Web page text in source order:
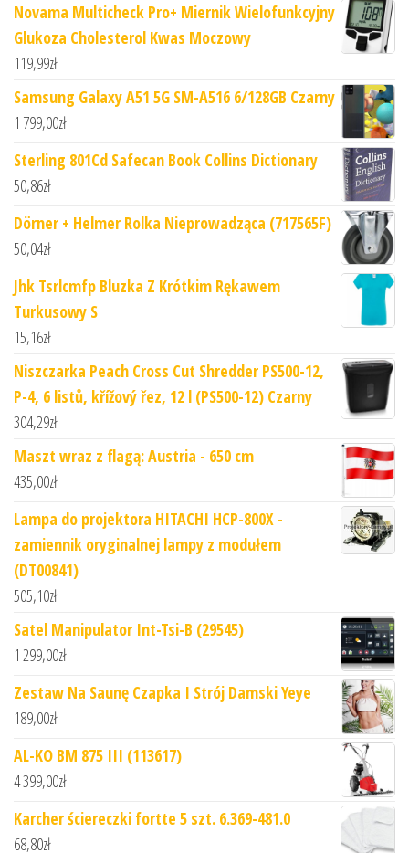
Novama Multicheck Pro+ Miernik Wielofunkcyjny
Glukoza Cholesterol Kwas Moczowy
119,99zł
Samsung Galaxy A51 5G SM-A516 6/128GB Czarny
1 799,00zł
Sterling 801Cd Safecan Book Collins Dictionary
50,86zł
Dörner + Helmer Rolka Nieprowadząca (717565F)
50,04zł
Jhk Tsrlcmfp Bluzka Z Krótkim Rękawem
Turkusowy S
15,16zł
Niszczarka Peach Cross Cut Shredder PS500-12,
P-4, 6 listů, křížový řez, 12 l (PS500-12) Czarny
304,29zł
Maszt wraz z flagą: Austria - 650 cm
435,00zł
Lampa do projektora HITACHI HCP-800X -
zamiennik oryginalnej lampy z modułem
(DT00841)
505,10zł
Satel Manipulator Int-Tsi-B (29545)
1 299,00zł
Zestaw Na Saunę Czapka I Strój Damski Yeye
189,00zł
AL-KO BM 875 III (113617)
4 399,00zł
Karcher ściereczki fortte 5 szt. 6.369-481.0
68,80zł